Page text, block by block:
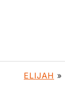
ELIJAH »